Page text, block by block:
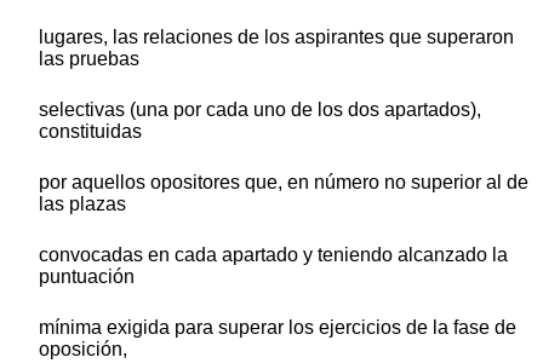
lugares, las relaciones de los aspirantes que superaron
las pruebas
selectivas (una por cada uno de los dos apartados),
constituidas
por aquellos opositores que, en número no superior al de
las plazas
convocadas en cada apartado y teniendo alcanzado la
puntuación
mínima exigida para superar los ejercicios de la fase de
oposición,